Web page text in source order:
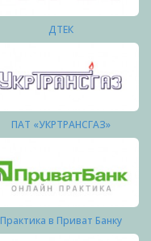
ДТЕК
ПАТ «УКРТРАНСГАЗ»
Практика в Приват Банку